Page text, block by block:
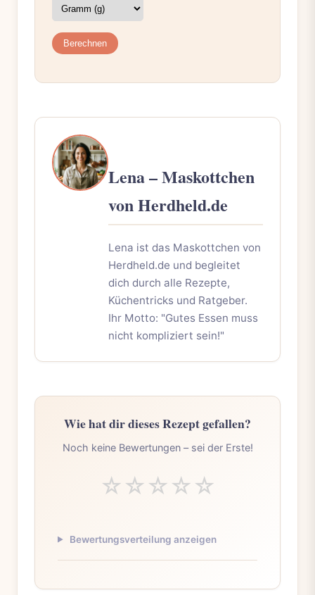
Berechnen
Lena – Maskottchen
von Herdheld.de
Lena ist das Maskottchen von
Herdheld.de und begleitet
dich durch alle Rezepte,
Küchentricks und Ratgeber.
Ihr Motto: "Gutes Essen muss
nicht kompliziert sein!"
Wie hat dir dieses Rezept gefallen?
Noch keine Bewertungen – sei der Erste!
☆☆☆☆☆
Bewertungsverteilung anzeigen